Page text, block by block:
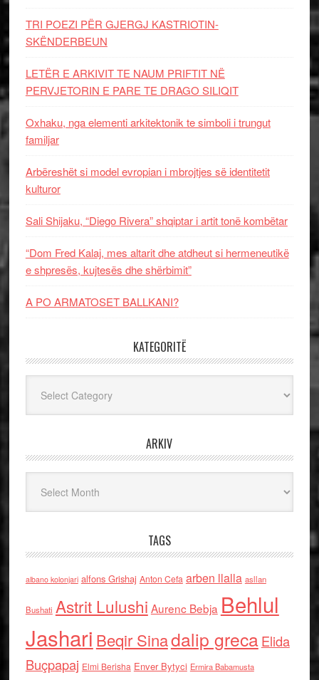
TRI POEZI PËR GJERGJ KASTRIOTIN-
SKËNDERBEUN
LETËR E ARKIVIT TE NAUM PRIFTIT NË
PERVJETORIN E PARE TE DRAGO SILIQIT
Oxhaku, nga elementi arkitektonik te simboli i trungut
familjar
Arbëreshët si model evropian i mbrojtjes së identitetit
kulturor
Sali Shijaku, “Diego Rivera” shqiptar i artit tonë kombëtar
“Dom Fred Kalaj, mes altarit dhe atdheut si hermeneutikë
e shpresës, kujtesës dhe shërbimit”
A PO ARMATOSET BALLKANI?
KATEGORITË
ARKIV
TAGS
albano kolonjari alfons Grishaj Anton Cefa arben llalla asllan
Bushati Astrit Lulushi Aurenc Bebja Behlul
Jashari Beqir Sinadalip grecaElida
Buçpapaj Elmi Berisha Enver Bytyci Ermira Babamusta